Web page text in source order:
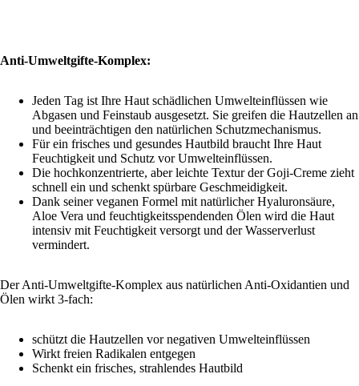
Anti-Umweltgifte-Komplex:
Jeden Tag ist Ihre Haut schädlichen Umwelteinflüssen wie
Abgasen und Feinstaub ausgesetzt. Sie greifen die Hautzellen an
und beeinträchtigen den natürlichen Schutzmechanismus.
Für ein frisches und gesundes Hautbild braucht Ihre Haut
Feuchtigkeit und Schutz vor Umwelteinflüssen.
Die hochkonzentrierte, aber leichte Textur der Goji-Creme zieht
schnell ein und schenkt spürbare Geschmeidigkeit.
Dank seiner veganen Formel mit natürlicher Hyaluronsäure,
Aloe Vera und feuchtigkeitsspendenden Ölen wird die Haut
intensiv mit Feuchtigkeit versorgt und der Wasserverlust
vermindert.
Der Anti-Umweltgifte-Komplex aus natürlichen Anti-Oxidantien und
Ölen wirkt 3-fach:
schützt die Hautzellen vor negativen Umwelteinflüssen
Wirkt freien Radikalen entgegen
Schenkt ein frisches, strahlendes Hautbild